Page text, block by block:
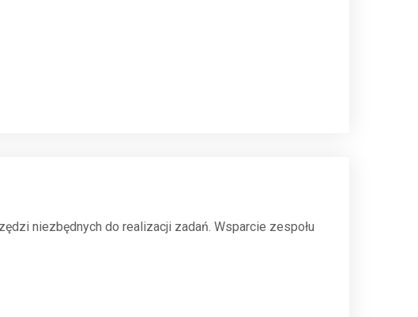
niezbędnych do realizacji zadań. Wsparcie zespołu